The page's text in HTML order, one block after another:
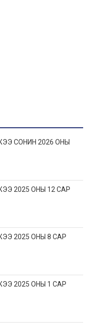
СОНИН 2026 ОНЫ
2025 ОНЫ 12 САР
2025 ОНЫ 8 САР
2025 ОНЫ 1 САР